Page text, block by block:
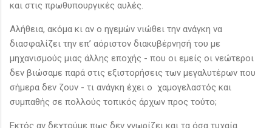
και στις πρωθυπουργικές αυλές.
Αλήθεια, ακόμα κι αν ο ηγεμών νιώθει την ανάγκη να
διασφαλίζει την επ’ αόριστον διακυβέρνησή του με
μηχανισμούς μιας άλλης εποχής - που οι εμείς οι νεώτεροι
δεν βιώσαμε παρά στις εξιστορήσεις των μεγαλυτέρων που
σήμερα δεν ζουν - τι ανάγκη έχει ο χαμογελαστός και
συμπαθής σε πολλούς τοπικός άρχων προς τούτο;
Εκτός αν δεχτούμε πως δεν γνωρίζει και τα όσα τυχαία